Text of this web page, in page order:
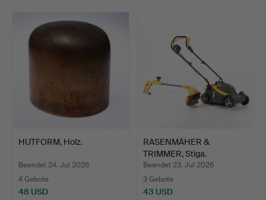
HUTFORM, Holz.
Beendet 24. Jul 2026
4 Gebote
48 USD
RASENMÄHER &
TRIMMER, Stiga.
Beendet 23. Jul 2026
3 Gebote
43 USD